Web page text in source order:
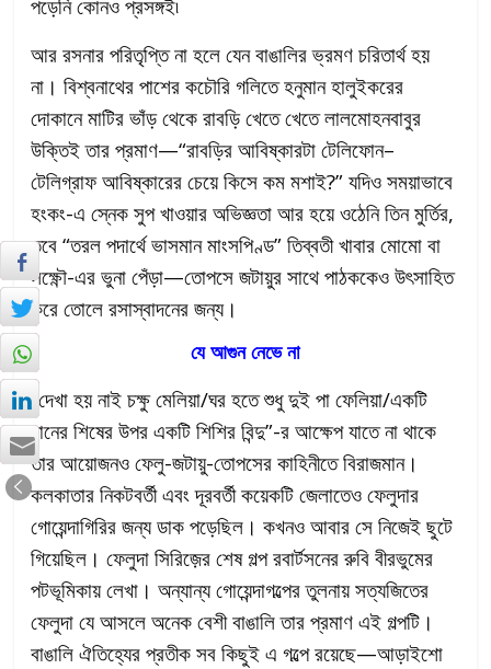
পড়েনি কোনও প্রসঙ্গই৷
আর রসনার পরিতৃপ্তি না হলে যেন বাঙালির ভ্রমণ চরিতার্থ হয়
না। বিশ্বনাথের পাশের কচৌরি গলিতে হনুমান হালুইকরের
দোকানে মাটির ভাঁড় থেকে রাবড়ি খেতে খেতে লালমোহনবাবুর
উক্তিই তার প্রমাণ—“রাবড়ির আবিষ্কারটা টেলিফোন–
টেলিগ্রাফ আবিষ্কারের চেয়ে কিসে কম মশাই?” যদিও সময়াভাবে
হংকং-এ স্নেক সুপ খাওয়ার অভিজ্ঞতা আর হয়ে ওঠেনি তিন মুর্তির,
তবে “তরল পদার্থে ভাসমান মাংসপিণ্ড” তিব্বতী খাবার মোমো বা
লক্ষ্ণৌ-এর ভুনা পেঁড়া—তোপসে জটায়ুর সাথে পাঠককেও উৎসাহিত
করে তোলে রসাস্বাদনের জন্য।
যে আগুন নেভে না
“দেখা হয় নাই চক্ষু মেলিয়া/ঘর হতে শুধু দুই পা ফেলিয়া/একটি
ধানের শিষের উপর একটি শিশির বিন্দু”-র আক্ষেপ যাতে না থাকে
তার আয়োজনও ফেলু-জটায়ু-তোপসের কাহিনীতে বিরাজমান।
কলকাতার নিকটবর্তী এবং দূরবর্তী কয়েকটি জেলাতেও ফেলুদার
গোয়েন্দাগিরির জন্য ডাক পড়েছিল। কখনও আবার সে নিজেই ছুটে
গিয়েছিল। ফেলুদা সিরিজ়ের শেষ গল্প রবার্টসনের রুবি বীরভুমের
পটভূমিকায় লেখা। অন্যান্য গোয়েন্দাগল্পের তুলনায় সত্যজিতের
ফেলুদা যে আসলে অনেক বেশী বাঙালি তার প্রমাণ এই গল্পটি।
বাঙালি ঐতিহ্যের প্রতীক সব কিছুই এ গল্পে রয়েছে—আড়াইশো